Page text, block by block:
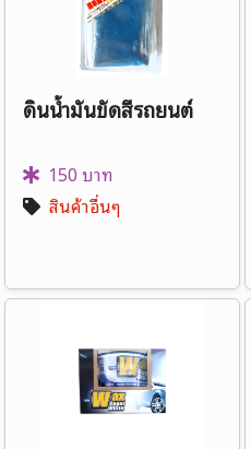
ดินน้ำมันขัดสีรถยนต์
150 บาท
สินค้าอื่นๆ